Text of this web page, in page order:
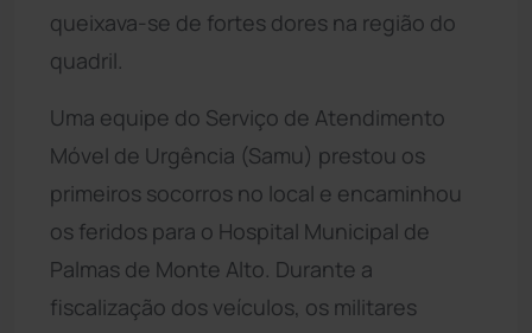
queixava-se de fortes dores na região do
quadril.
Uma equipe do Serviço de Atendimento
Móvel de Urgência (Samu) prestou os
primeiros socorros no local e encaminhou
os feridos para o Hospital Municipal de
Palmas de Monte Alto. Durante a
fiscalização dos veículos, os militares